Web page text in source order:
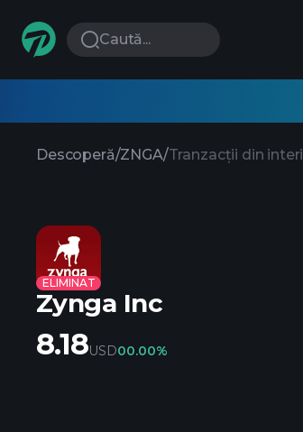
Caută...
Descoperă/ZNGA/Tranzacții din
ELIMINAT
Zynga Inc
8.18USD00.00%